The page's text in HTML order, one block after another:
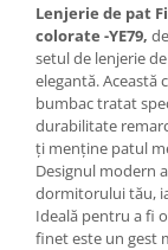
Lenjerie de pat
colorate -YE79,
setul de lenjerie
elegantă. Această
bumbac tratat
durabilitate
ți menține patul
Designul modern
dormitorului tău,
Ideală pentru a fi
finet este un gest